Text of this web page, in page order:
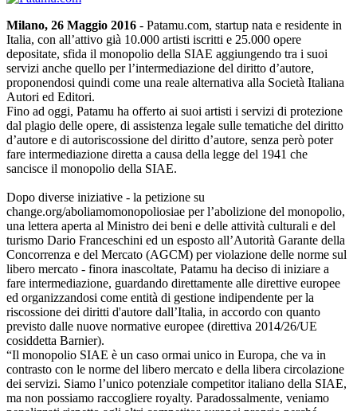
Milano, 26 Maggio 2016 - Patamu.com, startup nata e residente in
Italia, con all’attivo già 10.000 artisti iscritti e 25.000 opere
depositate, sfida il monopolio della SIAE aggiungendo tra i suoi
servizi anche quello per l’intermediazione del diritto d’autore,
proponendosi quindi come una reale alternativa alla Società Italiana
Autori ed Editori.
Fino ad oggi, Patamu ha offerto ai suoi artisti i servizi di protezione
dal plagio delle opere, di assistenza legale sulle tematiche del diritto
d’autore e di autoriscossione del diritto d’autore, senza però poter
fare intermediazione diretta a causa della legge del 1941 che
sancisce il monopolio della SIAE.
Dopo diverse iniziative - la petizione su
change.org/aboliamomonopoliosiae per l’abolizione del monopolio,
una lettera aperta al Ministro dei beni e delle attività culturali e del
turismo Dario Franceschini ed un esposto all’Autorità Garante della
Concorrenza e del Mercato (AGCM) per violazione delle norme sul
libero mercato - finora inascoltate, Patamu ha deciso di iniziare a
fare intermediazione, guardando direttamente alle direttive europee
ed organizzandosi come entità di gestione indipendente per la
riscossione dei diritti d'autore dall’Italia, in accordo con quanto
previsto dalle nuove normative europee (direttiva 2014/26/UE
cosiddetta Barnier).
“Il monopolio SIAE è un caso ormai unico in Europa, che va in
contrasto con le norme del libero mercato e della libera circolazione
dei servizi. Siamo l’unico potenziale competitor italiano della SIAE,
ma non possiamo raccogliere royalty. Paradossalmente, veniamo